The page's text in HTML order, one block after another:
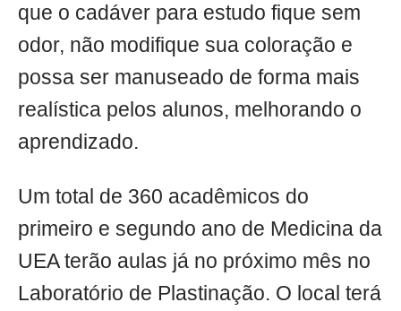
que o cadáver para estudo fique sem
odor, não modifique sua coloração e
possa ser manuseado de forma mais
realística pelos alunos, melhorando o
aprendizado.
Um total de 360 acadêmicos do
primeiro e segundo ano de Medicina da
UEA terão aulas já no próximo mês no
Laboratório de Plastinação. O local terá